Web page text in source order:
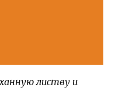
листву и